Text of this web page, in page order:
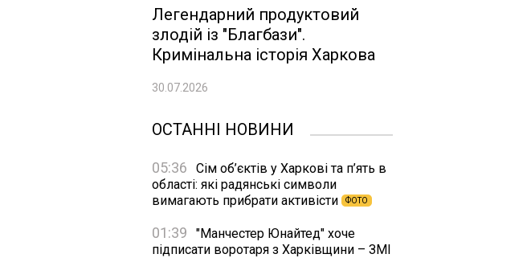
Легендарний продуктовий
злодій із "Благбази".
Кримінальна історія Харкова
30.07.2026
ОСТАННІ НОВИНИ
05:36
Сім об’єктів у Харкові та п’ять в
області: які радянські символи
вимагають прибрати активісти
ФОТО
01:39
"Манчестер Юнайтед" хоче
підписати воротаря з Харківщини – ЗМІ